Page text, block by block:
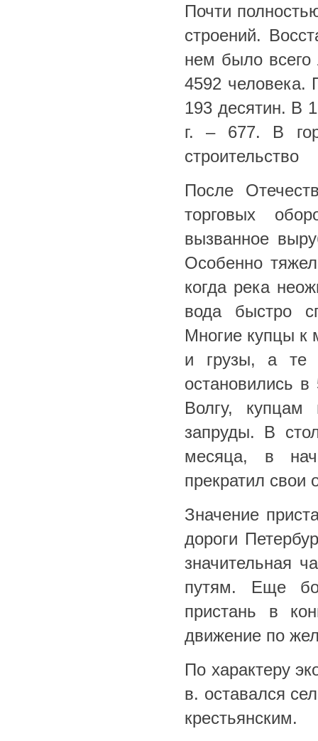
Почти
строений.
нем было
4592 человека.
193 десятин. В
г. – 677. В
строительство
После
торговых
вызванное
Особенно
когда река
вода быстро
Многие купцы к
и грузы, а те
остановились
Волгу,
запруды. В
месяца, в
прекратил свои
Значение
дороги
значительная
путям. Еще
пристань в
движение по
По характеру
в. оставался
крестьянским.